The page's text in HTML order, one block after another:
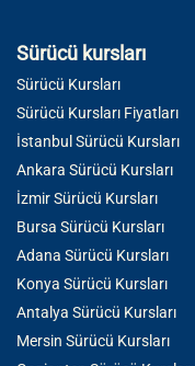
Sürücü kursları
Sürücü Kursları
Sürücü Kursları Fiyatları
İstanbul Sürücü Kursları
Ankara Sürücü Kursları
İzmir Sürücü Kursları
Bursa Sürücü Kursları
Adana Sürücü Kursları
Konya Sürücü Kursları
Antalya Sürücü Kursları
Mersin Sürücü Kursları